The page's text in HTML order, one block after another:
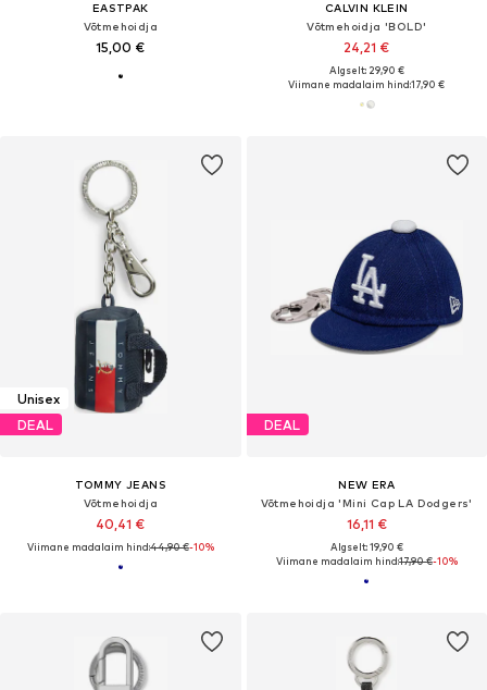
EASTPAK
Võtmehoidja
15,00 €
CALVIN KLEIN
Võtmehoidja 'BOLD'
24,21 €
Algselt: 29,90 €
Viimane madalaim hind:17,90 €
Unisex
DEAL
TOMMY JEANS
Võtmehoidja
40,41 €
Viimane madalaim hind:44,90 €-10%
DEAL
NEW ERA
Võtmehoidja 'Mini Cap LA Dodgers'
16,11 €
Algselt: 19,90 €
Viimane madalaim hind:17,90 €-10%